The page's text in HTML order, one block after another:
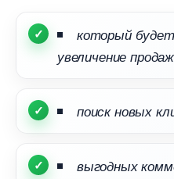
который
увеличение продаж
поиск новых
ыгодных